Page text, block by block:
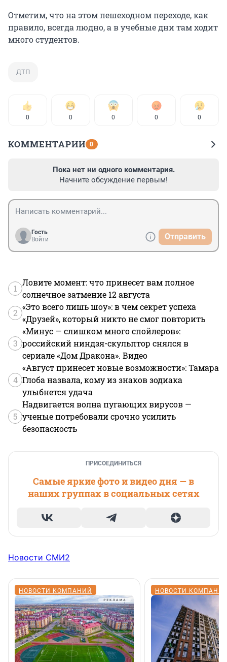
Отметим, что на этом пешеходном переходе, как
правило, всегда людно, а в учебные дни там ходит
много студентов.
ДТП
0 0 0 0 0
КОММЕНТАРИИ 0
Пока нет ни одного комментария.
Начните обсуждение первым!
Гость
Войти
Отправить
1
Ловите момент: что принесет вам полное
солнечное затмение 12 августа
2
«Это всего лишь шоу»: в чем секрет успеха
«Друзей», который никто не смог повторить
3
«Минус — слишком много спойлеров»:
российский ниндзя-скульптор снялся в
сериале «Дом Дракона». Видео
4
«Август принесет новые возможности»: Тамара
Глоба назвала, кому из знаков зодиака
улыбнется удача
5
Надвигается волна пугающих вирусов —
ученые потребовали срочно усилить
безопасность
ПРИСОЕДИНИТЬСЯ
Самые яркие фото и видео дня — в
наших группах в социальных сетях
Новости СМИ2
НОВОСТИ КОМПАНИЙ НОВОСТИ